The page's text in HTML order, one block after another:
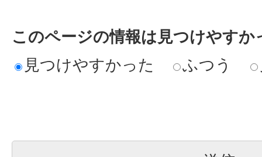
このページの情報は見つけやすか
見つけやすかった
ふつう